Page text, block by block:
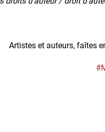
Artistes et auteurs, faîtes